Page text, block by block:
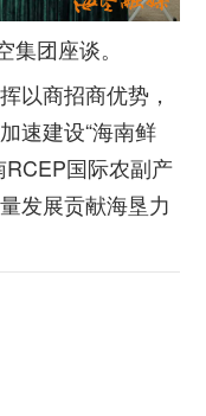
团座谈。
商招商优势，
速建设“海南鲜
RCEP国际农副产
发展贡献海垦力